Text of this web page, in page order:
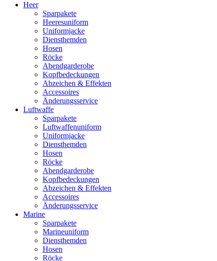
Heer
Sparpakete
Heeresuniform
Uniformjacke
Diensthemden
Hosen
Röcke
Abendgarderobe
Kopfbedeckungen
Abzeichen & Effekten
Accessoires
Änderungsservice
Luftwaffe
Sparpakete
Luftwaffenuniform
Uniformjacke
Diensthemden
Hosen
Röcke
Abendgarderobe
Kopfbedeckungen
Abzeichen & Effekten
Accessoires
Änderungsservice
Marine
Sparpakete
Marineuniform
Diensthemden
Hosen
Röcke